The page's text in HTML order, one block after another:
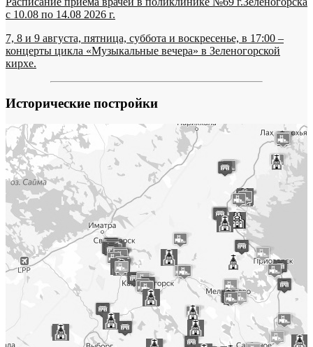
c 10.08 по 14.08 2026 г.
7, 8 и 9 августа, пятница, суббота и воскресенье, в 17:00 –
концерты цикла «Музыкальные вечера» в Зеленогорской
кирхе.
Исторические постройки